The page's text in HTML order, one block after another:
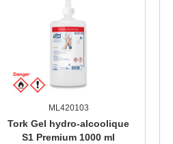
ML420103
Tork Gel hydro-alcoolique
S1 Premium 1000 ml